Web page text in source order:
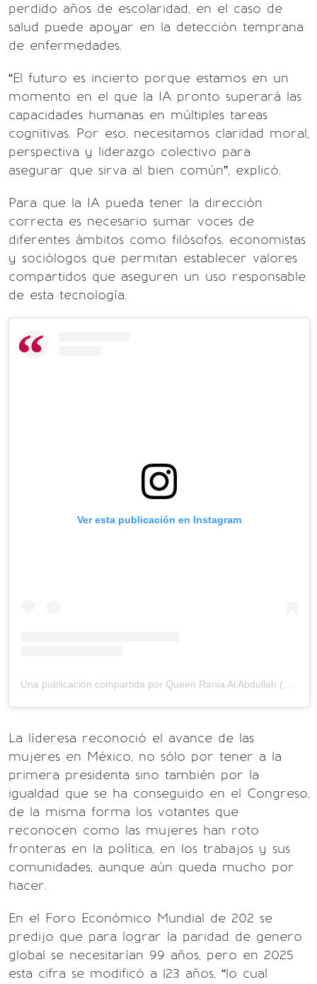
perdido años de escolaridad, en el caso de
salud puede apoyar en la detección temprana
de enfermedades.
“El futuro es incierto porque estamos en un
momento en el que la IA pronto superará las
capacidades humanas en múltiples tareas
cognitivas. Por eso, necesitamos claridad moral,
perspectiva y liderazgo colectivo para
asegurar que sirva al bien común”, explicó.
Para que la IA pueda tener la dirección
correcta es necesario sumar voces de
diferentes ámbitos como filósofos, economistas
y sociólogos que permitan establecer valores
compartidos que aseguren un uso responsable
de esta tecnología.
Ver esta publicación en Instagram
Una publicación compartida por Queen Rania Al Abdullah (@queenrania)
La líderesa reconoció el avance de las
mujeres en México, no sólo por tener a la
primera presidenta sino también por la
igualdad que se ha conseguido en el Congreso,
de la misma forma los votantes que
reconocen como las mujeres han roto
fronteras en la política, en los trabajos y sus
comunidades, aunque aún queda mucho por
hacer.
En el Foro Económico Mundial de 202 se
predijo que para lograr la paridad de genero
global se necesitarían 99 años, pero en 2025
esta cifra se modificó a 123 años, “lo cual